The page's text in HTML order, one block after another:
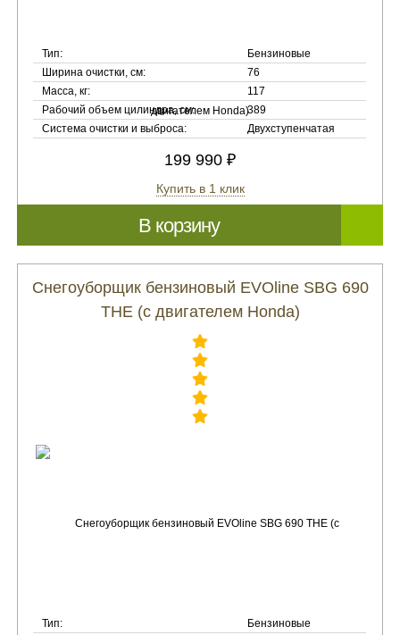
Тип:
Бензиновые
Ширина очистки, см:
76
Масса, кг:
117
Рабочий объем цилиндра, см:
389
Система очистки и выброса:
Двухступенчатая
199 990 ₽
Купить в 1 клик
В корзину
Снегоуборщик бензиновый EVOline SBG 690
THE (с двигателем Honda)
Тип:
Бензиновые